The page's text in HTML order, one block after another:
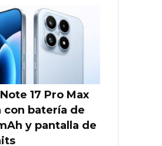
17 Pro Max
con batería de
y pantalla de